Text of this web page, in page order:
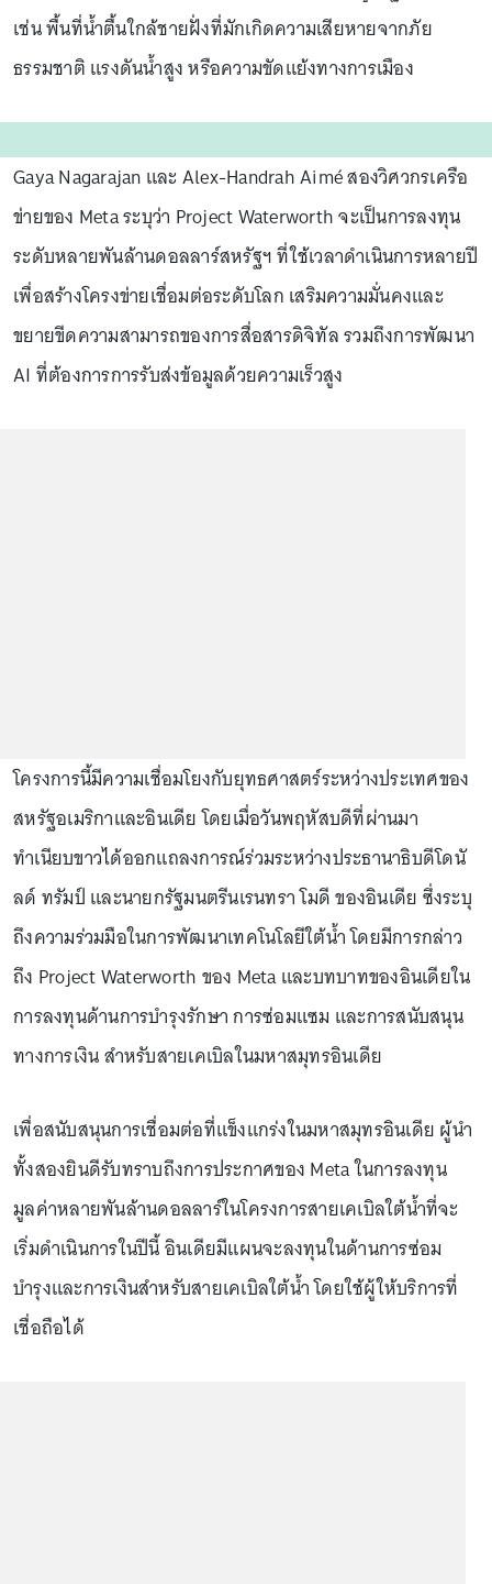
เช่น พื้นที่น้ำตื้นใกล้ชายฝั่งที่มักเกิดความเสียหายจากภัย
ธรรมชาติ แรงดันน้ำสูง หรือความขัดแย้งทางการเมือง
Gaya Nagarajan และ Alex-Handrah Aimé สองวิศวกรเครือ
ข่ายของ Meta ระบุว่า Project Waterworth จะเป็นการลงทุน
ระดับหลายพันล้านดอลลาร์สหรัฐฯ ที่ใช้เวลาดำเนินการหลายปี
เพื่อสร้างโครงข่ายเชื่อมต่อระดับโลก เสริมความมั่นคงและ
ขยายขีดความสามารถของการสื่อสารดิจิทัล รวมถึงการพัฒนา
AI ที่ต้องการการรับส่งข้อมูลด้วยความเร็วสูง
โครงการนี้มีความเชื่อมโยงกับยุทธศาสตร์ระหว่างประเทศของ
สหรัฐอเมริกาและอินเดีย โดยเมื่อวันพฤหัสบดีที่ผ่านมา
ทำเนียบขาวได้ออกแถลงการณ์ร่วมระหว่างประธานาธิบดีโดนั
ลด์ ทรัมป์ และนายกรัฐมนตรีนเรนทรา โมดี ของอินเดีย ซึ่งระบุ
ถึงความร่วมมือในการพัฒนาเทคโนโลยีใต้น้ำ โดยมีการกล่าว
ถึง Project Waterworth ของ Meta และบทบาทของอินเดียใน
การลงทุนด้านการบำรุงรักษา การซ่อมแซม และการสนับสนุน
ทางการเงิน สำหรับสายเคเบิลในมหาสมุทรอินเดีย
เพื่อสนับสนุนการเชื่อมต่อที่แข็งแกร่งในมหาสมุทรอินเดีย ผู้นำ
ทั้งสองยินดีรับทราบถึงการประกาศของ Meta ในการลงทุน
มูลค่าหลายพันล้านดอลลาร์ในโครงการสายเคเบิลใต้น้ำที่จะ
เริ่มดำเนินการในปีนี้ อินเดียมีแผนจะลงทุนในด้านการซ่อม
บำรุงและการเงินสำหรับสายเคเบิลใต้น้ำ โดยใช้ผู้ให้บริการที่
เชื่อถือได้